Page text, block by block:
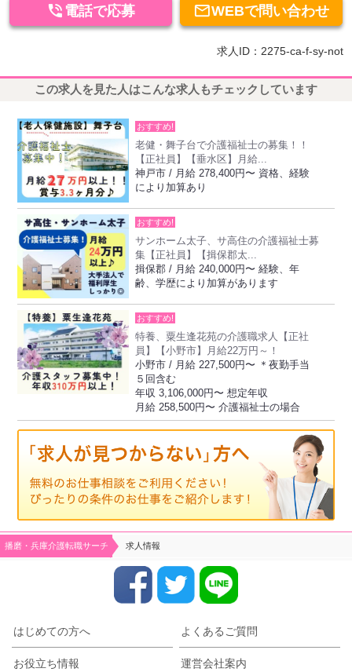
WEBで問い合わせ
 電話で応募
求人ID：2275-ca-f-sy-not
この求人を見た人はこんな求人もチェックしています
おすすめ!
老健・舞子台で介護福祉士の募集！！
【正社員】【垂水区】月給...
神戸市 / 月給 278,400円〜 資格、経験
により加算あり
おすすめ!
サンホーム太子、サ高住の介護福祉士募
集【正社員】【揖保郡太...
揖保郡 / 月給 240,000円〜 経験、年
齢、学歴により加算があります
おすすめ!
特養、粟生逢花苑の介護職求人【正社
員】【小野市】月給22万円～！
小野市 / 月給 227,500円〜 ＊夜勤手当
５回含む
年収 3,106,000円〜 想定年収
月給 258,500円〜 介護福祉士の場合
播磨・兵庫介護転職サーチ 求人情報
はじめての方へ よくあるご質問
お役立ち情報 運営会社案内